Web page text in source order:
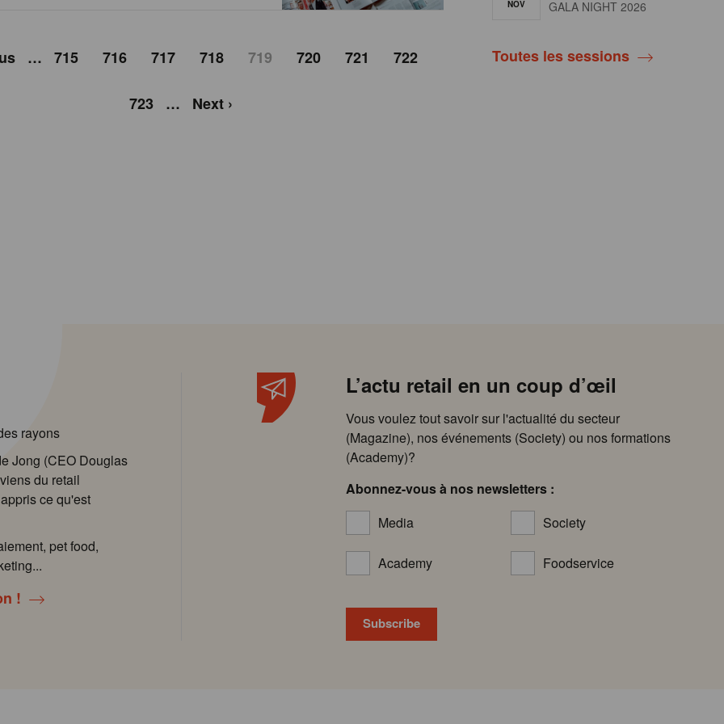
… 715 716 717 718 719 720 721 722
723 … Next ›
NOV GALA NIGHT 2026
Toutes les sessions
rayons
Jong (CEO Douglas
du retail
ce qu'est
pet food,
!
L’actu retail en un coup d’œil
Vous voulez tout savoir sur l'actualité du secteur
(Magazine), nos événements (Society) ou nos formations
(Academy)?
Abonnez-vous à nos newsletters :
Media
Society
Academy Foodservice